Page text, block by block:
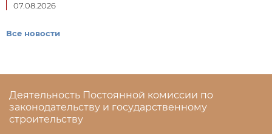
07.08.2026
Все новости
Деятельность Постоянной комиссии по
законодательству и государственному
строительству